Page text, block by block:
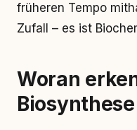
früheren Tempo
Zufall – es ist
Woran